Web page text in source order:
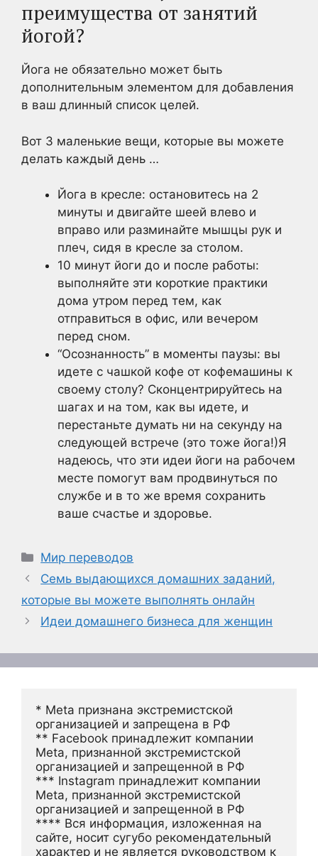
преимущества от занятий
йогой?
Йога не обязательно может быть
дополнительным элементом для добавления
в ваш длинный список целей.
Вот 3 маленькие вещи, которые вы можете
делать каждый день …
Йога в кресле: остановитесь на 2
минуты и двигайте шеей влево и
вправо или разминайте мышцы рук и
плеч, сидя в кресле за столом.
10 минут йоги до и после работы:
выполняйте эти короткие практики
дома утром перед тем, как
отправиться в офис, или вечером
перед сном.
“Осознанность” в моменты паузы: вы
идете с чашкой кофе от кофемашины к
своему столу? Сконцентрируйтесь на
шагах и на том, как вы идете, и
перестаньте думать ни на секунду на
следующей встрече (это тоже йога!)Я
надеюсь, что эти идеи йоги на рабочем
месте помогут вам продвинуться по
службе и в то же время сохранить
ваше счастье и здоровье.
Рубрики
Мир переводов
Семь выдающихся домашних заданий,
которые вы можете выполнять онлайн
Идеи домашнего бизнеса для женщин
* Meta признана экстремистской
организацией и запрещена в РФ
** Facebook принадлежит компании
Meta, признанной экстремистской
организацией и запрещенной в РФ
*** Instagram принадлежит компании
Meta, признанной экстремистской
организацией и запрещенной в РФ
**** Вся информация, изложенная на
сайте, носит сугубо рекомендательный
характер и не является руководством к